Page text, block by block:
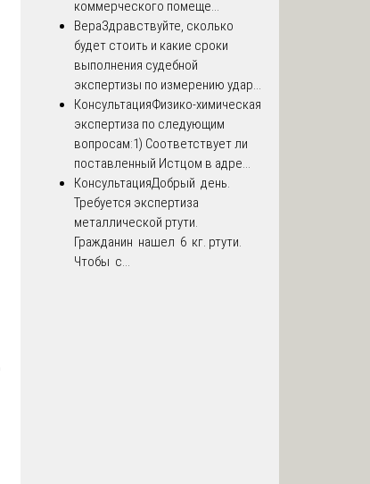
коммерческого помеще...
ВераЗдравствуйте, сколько
будет стоить и какие сроки
выполнения судебной
экспертизы по измерению удар...
КонсультацияФизико-химическая
экспертиза по следующим
вопросам:1) Соответствует ли
поставленный Истцом в адре...
КонсультацияДобрый день.
Требуется экспертиза
металлической ртути.
Гражданин нашел 6 кг. ртути.
Чтобы с...